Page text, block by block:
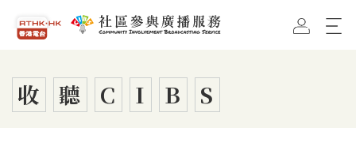
香港電台首頁社區參與廣播服務首頁
收 聽 C I B S